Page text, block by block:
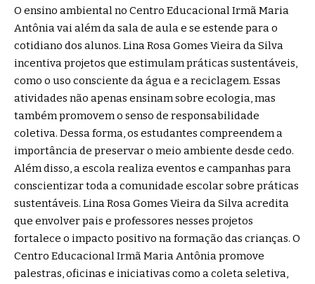
O ensino ambiental no Centro Educacional Irmã Maria
Antônia vai além da sala de aula e se estende para o
cotidiano dos alunos. Lina Rosa Gomes Vieira da Silva
incentiva projetos que estimulam práticas sustentáveis,
como o uso consciente da água e a reciclagem. Essas
atividades não apenas ensinam sobre ecologia, mas
também promovem o senso de responsabilidade
coletiva. Dessa forma, os estudantes compreendem a
importância de preservar o meio ambiente desde cedo.
Além disso, a escola realiza eventos e campanhas para
conscientizar toda a comunidade escolar sobre práticas
sustentáveis. Lina Rosa Gomes Vieira da Silva acredita
que envolver pais e professores nesses projetos
fortalece o impacto positivo na formação das crianças. O
Centro Educacional Irmã Maria Antônia promove
palestras, oficinas e iniciativas como a coleta seletiva,